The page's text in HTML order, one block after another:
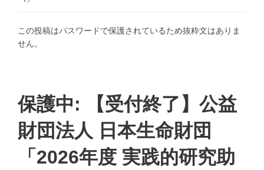
ち
シ
プ
～
愛
着
ー:
この投稿はパスワードで保護されているため抜粋文はありま
せん。
保護中: 【受付終了】公益
財団法人 日本生命財団
「2026年度 実践的研究助